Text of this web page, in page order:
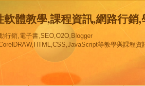
體教學,課程資訊,網路行銷
行銷,電子書,SEO,O2O,Blogger
等教學與課程資